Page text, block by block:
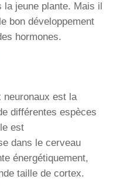
la jeune plante. Mais il
bon développement
hormones.
neuronaux est la
différentes espèces
est
dans le cerveau
énergétiquement,
taille de cortex.